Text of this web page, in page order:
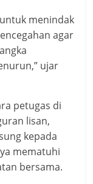
menindak
agar
ujar
petugas di
lisan,
kepada
mematuhi
bersama.